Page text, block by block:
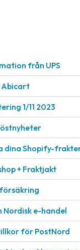
från UPS
1/11 2023
dina Shopify-
+ Fraktjakt
e-handel
för PostNord